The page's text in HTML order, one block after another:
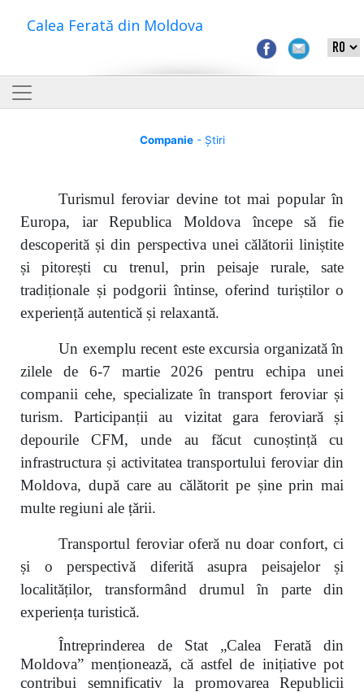
Calea Ferată din Moldova
Companie- Știri
Turismul feroviar devine tot mai popular în
Europa, iar Republica Moldova începe să fie
descoperită și din perspectiva unei călătorii liniștite
și pitorești cu trenul, prin peisaje rurale, sate
tradiționale și podgorii întinse, oferind turiștilor o
experiență autentică și relaxantă.
Un exemplu recent este excursia organizată în
zilele de 6-7 martie 2026 pentru echipa unei
companii cehe, specializate în transport feroviar și
turism. Participanții au vizitat gara feroviară și
depourile CFM, unde au făcut cunoștință cu
infrastructura și activitatea transportului feroviar din
Moldova, după care au călătorit pe șine prin mai
multe regiuni ale țării.
Transportul feroviar oferă nu doar confort, ci
și o perspectivă diferită asupra peisajelor și
localităților, transformând drumul în parte din
experiența turistică.
Întreprinderea de Stat „Calea Ferată din
Moldova” menționează, că astfel de inițiative pot
contribui semnificativ la promovarea Republicii